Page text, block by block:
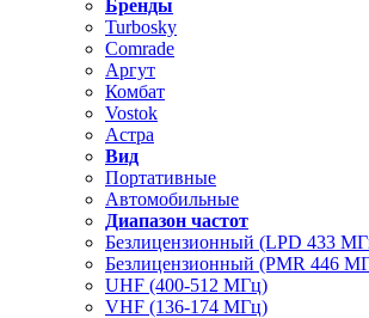
Бренды
Turbosky
Comrade
Аргут
Комбат
Vostok
Астра
Вид
Портативные
Автомобильные
Диапазон частот
Безлицензионный (LPD 433
Безлицензионный (PMR 446
UHF (400-512 МГц)
VHF (136-174 МГц)